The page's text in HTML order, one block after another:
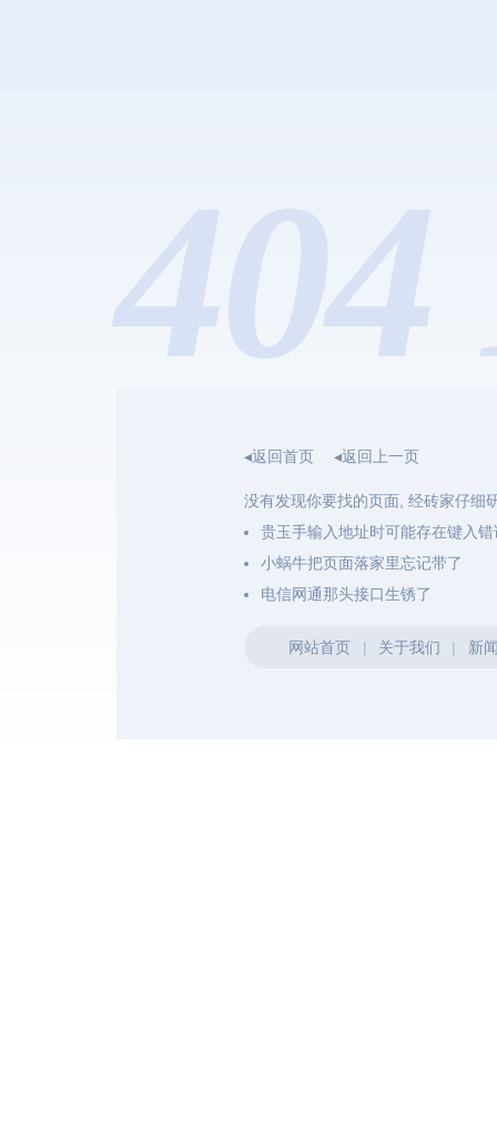
◂返回首页 ◂返回上一页
没有发现你要找的页面, 经砖家仔细
贵玉手输入地址时可能存在键入错
小蜗牛把页面落家里忘记带了
电信网通那头接口生锈了
网站首页 | 关于我们 | 新